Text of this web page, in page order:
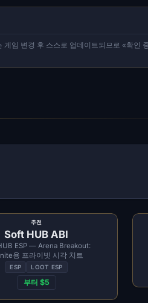
임 변경 후 스스로 업데이트되므로 «확인
추천
Soft HUB ABI
ESP — Arena Breakout:
용 프라이빗 시각 치트
ESP LOOT ESP
부터 $5